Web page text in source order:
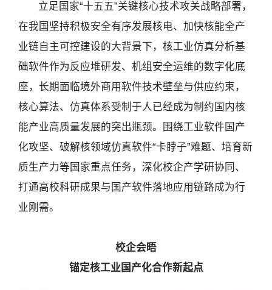
立足国家“十五五”关键核心技术攻关战略部署，
在我国坚持积极安全有序发展核电、加快核能全产
业链自主可控建设的大背景下，核工业仿真分析基
础软件作为反应堆研发、机组安全运维的数字化底
座，长期面临境外商用软件技术壁垒与供应约束，
核心算法、仿真体系受制于人已经成为制约国内核
能产业高质量发展的突出瓶颈。围绕工业软件国产
化攻坚、破解核领域仿真软件“卡脖子”难题、培育新
质生产力等国家重点任务，深化校企产学研协同、
打通高校科研成果与国产软件落地应用链路成为行
业刚需。
校企会晤
锚定核工业国产化合作新起点